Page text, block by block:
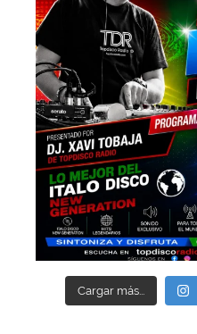
Cargar más...